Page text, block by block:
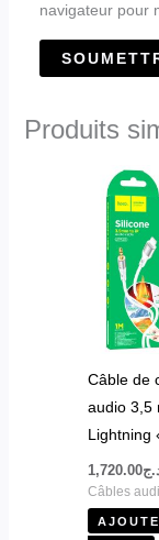
navigateur pour
Produits
Câble de
audio 3,5
Lightning
1,720.00
Câbles